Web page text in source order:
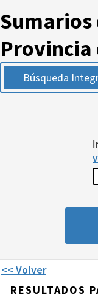
Sumarios
Provincia
Búsqueda
<< Volver
RESULTADOS